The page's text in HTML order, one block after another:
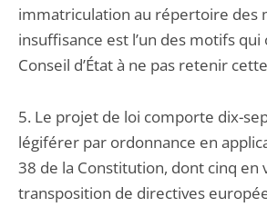
immatriculation au répertoire des
insuffisance est l’un des motifs
Conseil d’État à ne pas retenir
5. Le projet de loi comporte dix-
légiférer par ordonnance en
38 de la Constitution, dont cinq en
transposition de directives